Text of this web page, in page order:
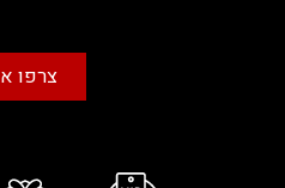
צרפו